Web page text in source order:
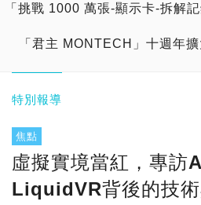
「挑戰 1000 萬張-顯示卡-拆解
「君主 MONTECH」十週年
特別報導
焦點
虛擬實境當紅，專訪
LiquidVR背後的技